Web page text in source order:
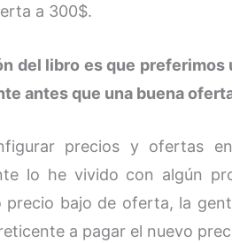
a 300$.
del libro es que
antes que una buena
precios y ofertas
lo he vivido con algún
precio bajo de oferta, la
a pagar el nuevo